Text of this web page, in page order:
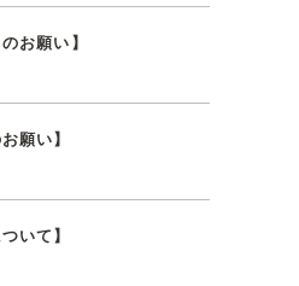
お願い】
願い】
いて】